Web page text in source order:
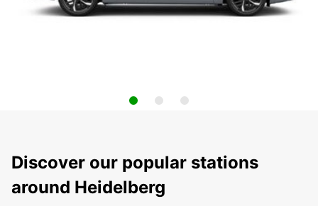
Discover our popular stations
around Heidelberg